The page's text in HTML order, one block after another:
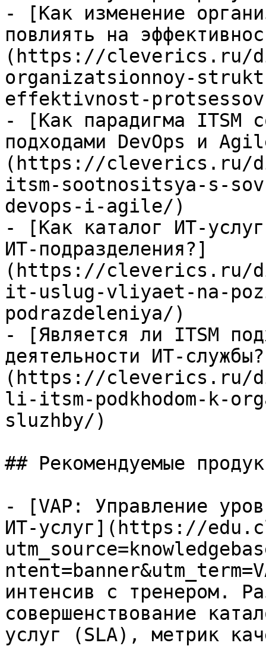
- [Как изменение
повлиять на
(https://cleverics.ru/
organizatsionnoy-
effektivnost-
- [Как парадигма ITSM
подходами DevOps и
(https://cleverics.ru/
itsm-sootnositsya-s-
devops-i-agile/)
- [Как каталог ИТ-услуг
ИТ-подразделения?]
(https://cleverics.ru/
it-uslug-vliyaet-na-
podrazdeleniya/)
- [Является ли ITSM
деятельности ИТ-
(https://cleverics.ru/
li-itsm-podkhodom-k-
sluzhby/)
## Рекомендуемые
- [VAP: Управление
ИТ-услуг](https://
интенсив с тренером.
совершенствование
услуг (SLA), метрик